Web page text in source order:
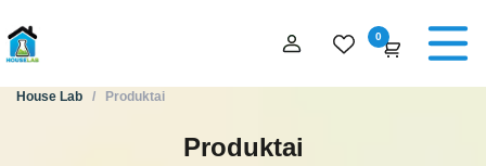
0
House Lab / Produktai
Produktai